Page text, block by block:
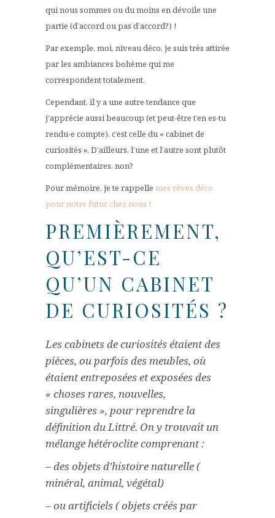
qui nous sommes ou du moins en dévoile une
partie (d’accord ou pas d’accord?) !
Par exemple, moi, niveau déco, je suis très attirée
par les ambiances bohème qui me
correspondent totalement.
Cependant, il y a une autre tendance que
j’apprécie aussi beaucoup (et peut-être t’en es-tu
rendu-e compte), c’est celle du « cabinet de
curiosités ». D’ailleurs, l’une et l’autre sont plutôt
complémentaires, non?
Pour mémoire, je te rappelle mes rêves déco
pour notre futur chez nous !
PREMIÈREMENT,
QU’EST-CE
QU’UN CABINET
DE CURIOSITÉS ?
Les cabinets de curiosités étaient des
pièces, ou parfois des meubles, où
étaient entreposées et exposées des
« choses rares, nouvelles,
singulières », pour reprendre la
définition du Littré. On y trouvait un
mélange hétéroclite comprenant :
– des objets d’histoire naturelle (
minéral, animal, végétal)
– ou artificiels ( objets créés par